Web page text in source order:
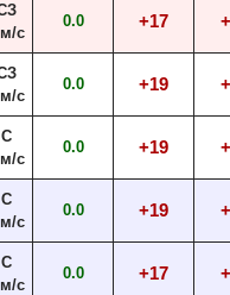
с
0.0 +17
с
0.0 +19
С
с
0.0 +19
С
с
0.0 +19
С
с
0.0 +17